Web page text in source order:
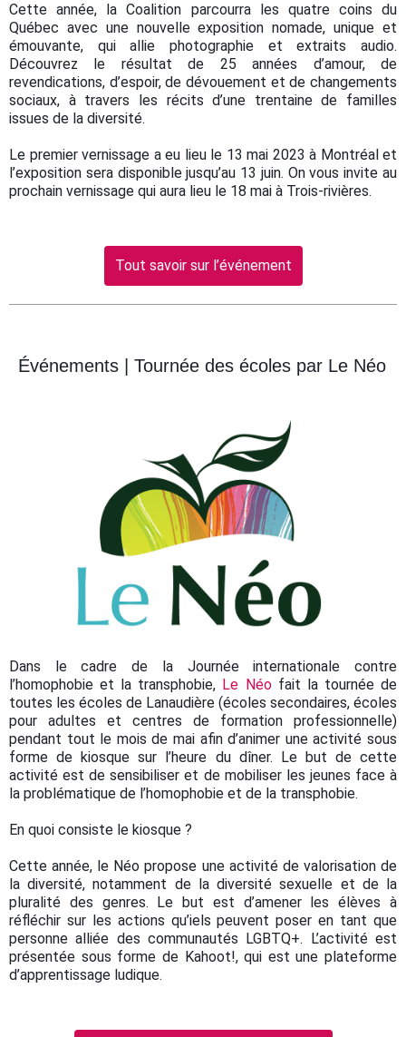
Cette année, la Coalition parcourra les quatre coins du
Québec avec une nouvelle exposition nomade, unique et
émouvante, qui allie photographie et extraits audio.
Découvrez le résultat de 25 années d’amour, de
revendications, d’espoir, de dévouement et de changements
sociaux, à travers les récits d’une trentaine de familles
issues de la diversité.
Le premier vernissage a eu lieu le 13 mai 2023 à Montréal et
l’exposition sera disponible jusqu’au 13 juin. On vous invite au
prochain vernissage qui aura lieu le 18 mai à Trois-rivières.
Tout savoir sur l’événement
Événements | Tournée des écoles par Le Néo
Dans le cadre de la Journée internationale contre
l’homophobie et la transphobie, Le Néofait la tournée de
toutes les écoles de Lanaudière (écoles secondaires, écoles
pour adultes et centres de formation professionnelle)
pendant tout le mois de mai afin d’animer une activité sous
forme de kiosque sur l’heure du dîner. Le but de cette
activité est de sensibiliser et de mobiliser les jeunes face à
la problématique de l’homophobie et de la transphobie.
En quoi consiste le kiosque ?
Cette année, le Néo propose une activité de valorisation de
la diversité, notamment de la diversité sexuelle et de la
pluralité des genres. Le but est d’amener les élèves à
réfléchir sur les actions qu’iels peuvent poser en tant que
personne alliée des communautés LGBTQ+. L’activité est
présentée sous forme de Kahoot!, qui est une plateforme
d’apprentissage ludique.